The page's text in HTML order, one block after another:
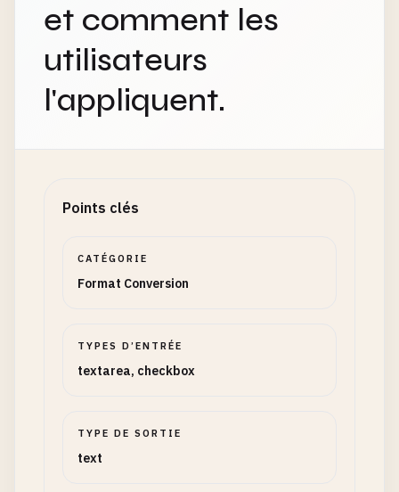
et comment les
utilisateurs
l'appliquent.
Points clés
CATÉGORIE
Format Conversion
TYPES D’ENTRÉE
textarea, checkbox
TYPE DE SORTIE
text